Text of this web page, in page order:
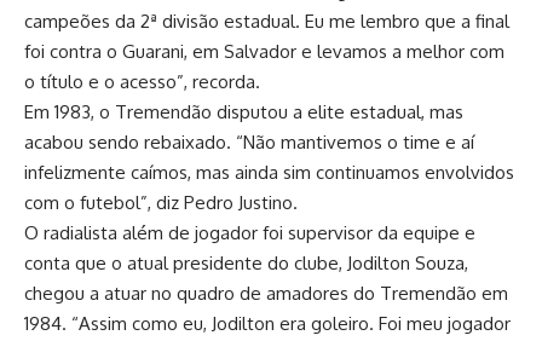
campeões da 2ª divisão estadual. Eu me lembro que a final
foi contra o Guarani, em Salvador e levamos a melhor com
o título e o acesso”, recorda.
Em 1983, o Tremendão disputou a elite estadual, mas
acabou sendo rebaixado. “Não mantivemos o time e aí
infelizmente caímos, mas ainda sim continuamos envolvidos
com o futebol”, diz Pedro Justino.
O radialista além de jogador foi supervisor da equipe e
conta que o atual presidente do clube, Jodilton Souza,
chegou a atuar no quadro de amadores do Tremendão em
1984. “Assim como eu, Jodilton era goleiro. Foi meu jogador